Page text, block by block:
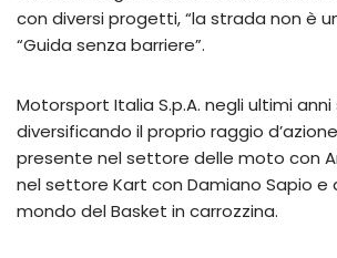
con diversi progetti, “la strada non è
“Guida senza barriere”.
Motorsport Italia S.p.A. negli ultimi
diversificando il proprio raggio
presente nel settore delle moto con
nel settore Kart con Damiano Sapio e
mondo del Basket in carrozzina.